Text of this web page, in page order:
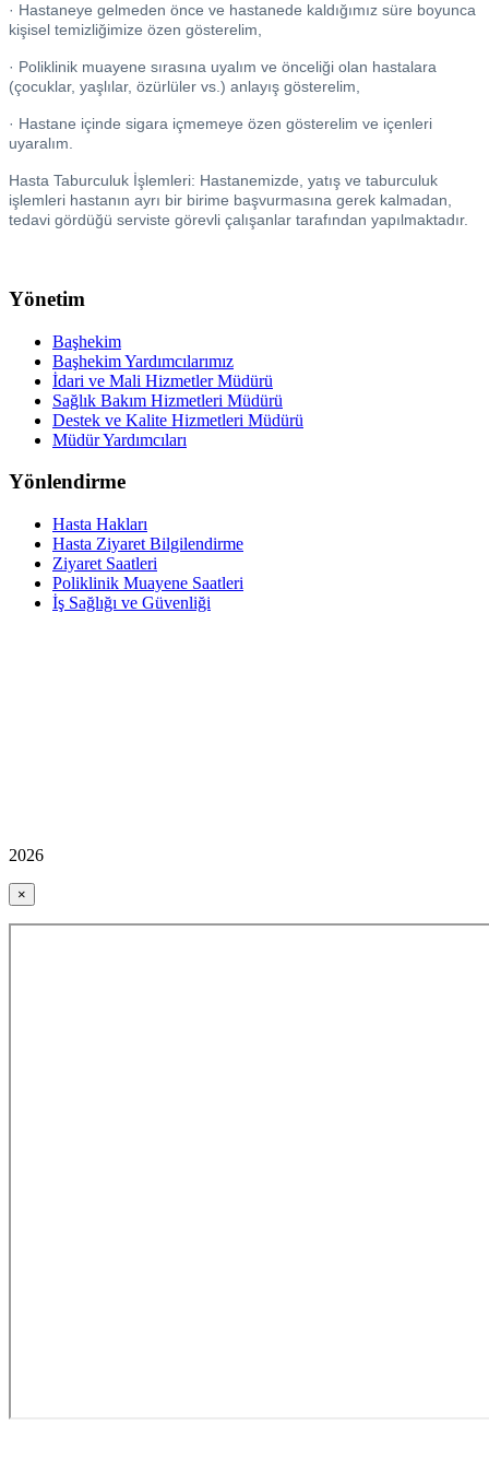
· Hastaneye gelmeden önce ve hastanede kaldığımız süre boyunca
kişisel temizliğimize özen gösterelim,
· Poliklinik muayene sırasına uyalım ve önceliği olan hastalara
(çocuklar, yaşlılar, özürlüler vs.) anlayış gösterelim,
· Hastane içinde sigara içmemeye özen gösterelim ve içenleri
uyaralım.
Hasta Taburculuk İşlemleri: Hastanemizde, yatış ve taburculuk
işlemleri hastanın ayrı bir birime başvurmasına gerek kalmadan,
tedavi gördüğü serviste görevli çalışanlar tarafından yapılmaktadır.
Yönetim
Başhekim
Başhekim Yardımcılarımız
İdari ve Mali Hizmetler Müdürü
Sağlık Bakım Hizmetleri Müdürü
Destek ve Kalite Hizmetleri Müdürü
Müdür Yardımcıları
Yönlendirme
Hasta Hakları
Hasta Ziyaret Bilgilendirme
Ziyaret Saatleri
Poliklinik Muayene Saatleri
İş Sağlığı ve Güvenliği
2026
×